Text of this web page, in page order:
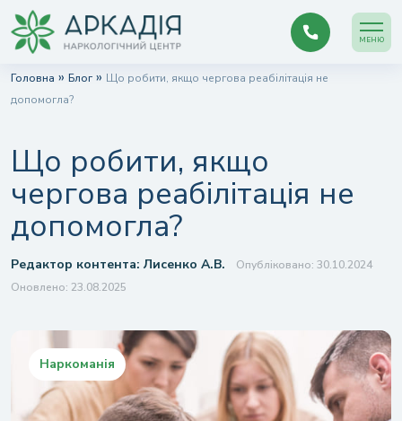
МЕНЮ
Головна » Блог » Що робити, якщо чергова реабілітація не
допомогла?
Що робити, якщо
чергова реабілітація не
допомогла?
Редактор контента: Лисенко А.В.
Опубліковано: 30.10.2024
Оновлено: 23.08.2025
Наркоманія